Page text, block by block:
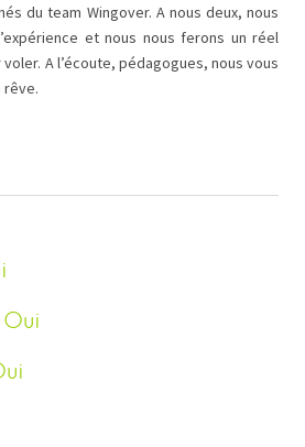
du team Wingover. A nous deux, nous
et nous nous ferons un réel
A l’écoute, pédagogues, nous vous
rêve.
Oui